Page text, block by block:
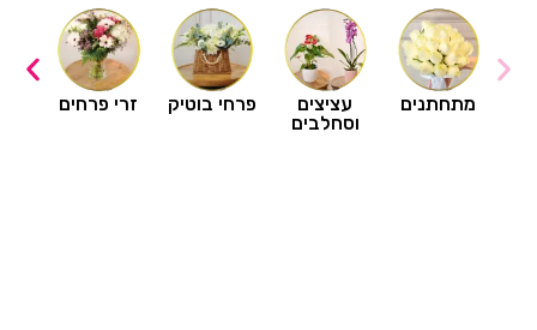
זרי פרחים פרחי בוטיק
עציצים
וסחלבים
מתחתנים